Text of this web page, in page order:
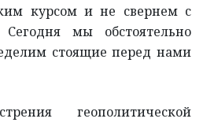
курсом и не свернем с
мы обстоятельно
стоящие перед нами
геополитической